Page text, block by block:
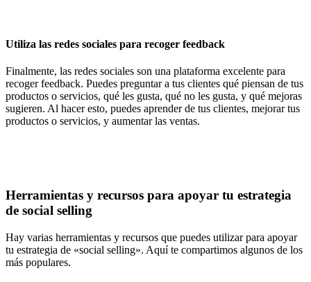
Utiliza las redes sociales para recoger feedback
Finalmente, las redes sociales son una plataforma excelente para
recoger feedback. Puedes preguntar a tus clientes qué piensan de tus
productos o servicios, qué les gusta, qué no les gusta, y qué mejoras
sugieren. Al hacer esto, puedes aprender de tus clientes, mejorar tus
productos o servicios, y aumentar las ventas.
Herramientas y recursos para apoyar tu estrategia
de social selling
Hay varias herramientas y recursos que puedes utilizar para apoyar
tu estrategia de «social selling». Aquí te compartimos algunos de los
más populares.